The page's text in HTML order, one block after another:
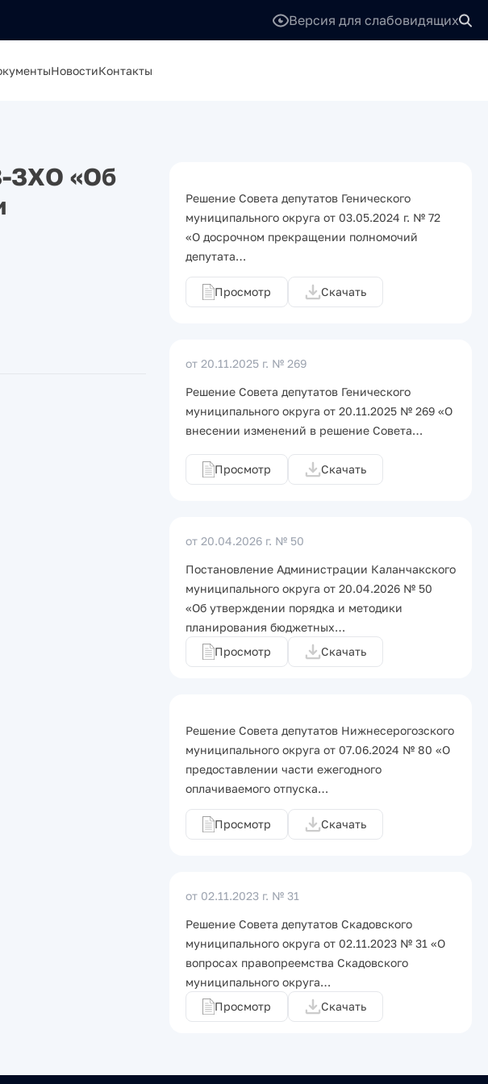
Версия для слабовидящих
НовостиКонтакты
ЗХО «Об
Решение Совета депутатов Генического
муниципального округа от 03.05.2024 г. № 72
«О досрочном прекращении полномочий
депутата…
Просмотр Скачать
от 20.11.2025 г. № 269
Решение Совета депутатов Генического
муниципального округа от 20.11.2025 № 269 «О
внесении изменений в решение Совета…
Просмотр Скачать
от 20.04.2026 г. № 50
Постановление Администрации Каланчакского
муниципального округа от 20.04.2026 № 50
«Об утверждении порядка и методики
планирования бюджетных…
Просмотр
Скачать
Решение Совета депутатов Нижнесерогозского
муниципального округа от 07.06.2024 № 80 «О
предоставлении части ежегодного
оплачиваемого отпуска…
Просмотр Скачать
от 02.11.2023 г. № 31
Решение Совета депутатов Скадовского
муниципального округа от 02.11.2023 № 31 «О
вопросах правопреемства Скадовского
муниципального округа…
Просмотр
Скачать